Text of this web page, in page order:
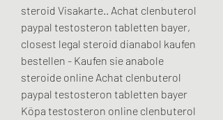
steroid Visakarte.. Achat clenbuterol
paypal testosteron tabletten bayer,
closest legal steroid dianabol kaufen
bestellen - Kaufen sie anabole
steroide online Achat clenbuterol
paypal testosteron tabletten bayer
Köpa testosteron online clenbuterol